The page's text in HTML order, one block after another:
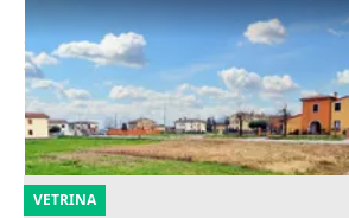
Asta Terreni edificabili
Castegnero (Vicenza)
Offerta minima
85.000 €
16/11/2026
VETRINA